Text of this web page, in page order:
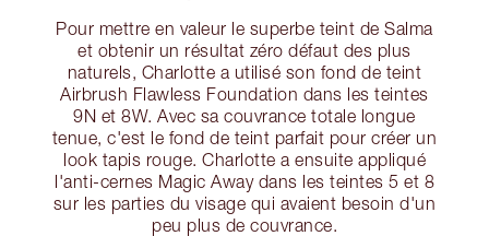
Pour mettre en valeur le superbe teint de Salma
et obtenir un résultat zéro défaut des plus
naturels, Charlotte a utilisé son fond de teint
Airbrush Flawless Foundation dans les teintes
9N et 8W. Avec sa couvrance totale longue
tenue, c'est le fond de teint parfait pour créer un
look tapis rouge. Charlotte a ensuite appliqué
l'anti-cernes Magic Away dans les teintes 5 et 8
sur les parties du visage qui avaient besoin d'un
peu plus de couvrance.